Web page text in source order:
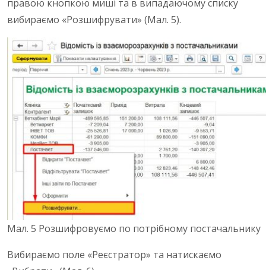
правою кнопкою миші та в випадаючому списку
вибираємо «Розшифрувати» (Мал. 5).
Мал. 5 Розшифровуємо по потрібному постачальнику
Вибираємо поле «Реєстратор» та натискаємо